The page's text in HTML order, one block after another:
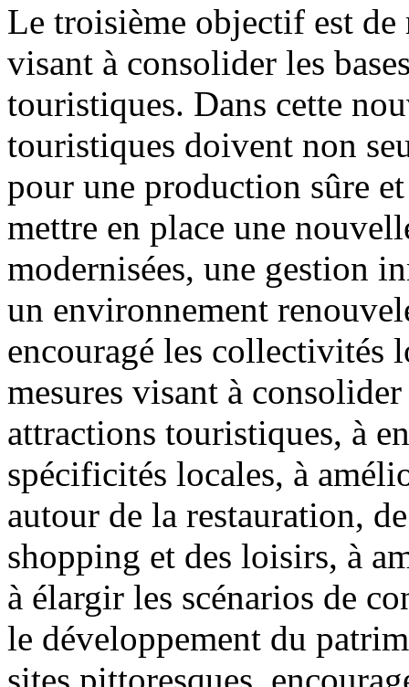
Le troisième objectif est de
visant à consolider les
touristiques. Dans cette
touristiques doivent non
pour une production sûre
mettre en place une
modernisées, une gestion
un environnement
encouragé les collectivités
mesures visant à
attractions touristiques, à
spécificités locales, à
autour de la restauration,
shopping et des loisirs, à
à élargir les scénarios de
le développement du
sites pittoresques,